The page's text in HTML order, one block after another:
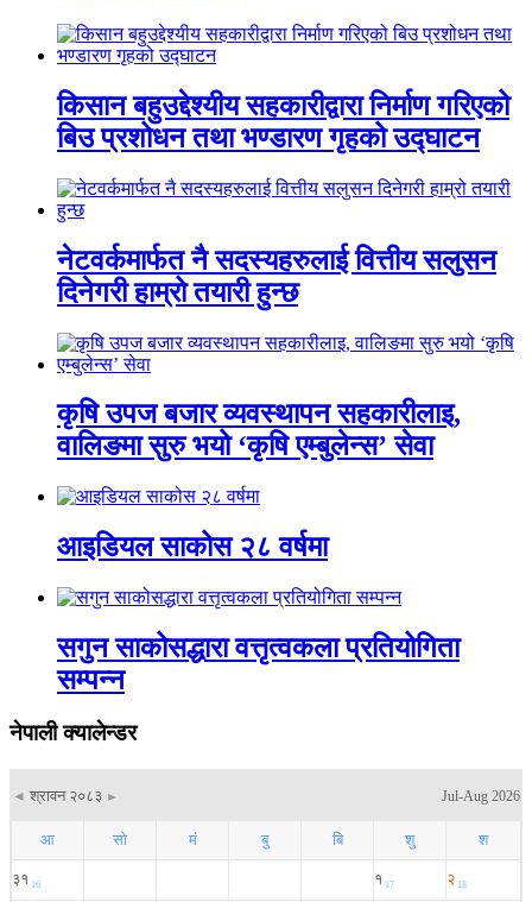
किसान बहुउद्देश्यीय सहकारीद्वारा निर्माण गरिएको
बिउ प्रशोधन तथा भण्डारण गृहको उद्घाटन
नेटवर्कमार्फत नै सदस्यहरुलाई वित्तीय सलुसन
दिनेगरी हाम्रो तयारी हुन्छ
कृषि उपज बजार व्यवस्थापन सहकारीलाइ,
वालिङमा सुरु भयो ‘कृषि एम्बुलेन्स’ सेवा
आइडियल साकोस २८ वर्षमा
सगुन साकोसद्धारा वत्तृत्वकला प्रतियोगिता
सम्पन्न
नेपाली क्यालेन्डर